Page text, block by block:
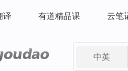
译 有道精品课 云笔
中英